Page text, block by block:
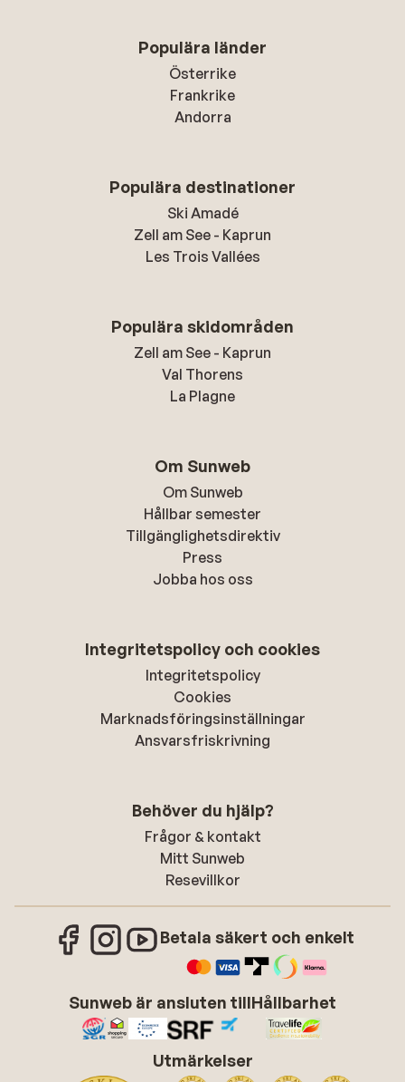
Populära länder
Österrike
Frankrike
Andorra
Populära destinationer
Ski Amadé
Zell am See - Kaprun
Les Trois Vallées
Populära skidområden
Zell am See - Kaprun
Val Thorens
La Plagne
Om Sunweb
Om Sunweb
Hållbar semester
Tillgänglighetsdirektiv
Press
Jobba hos oss
Integritetspolicy och cookies
Integritetspolicy
Cookies
Marknadsföringsinställningar
Ansvarsfriskrivning
Behöver du hjälp?
Frågor & kontakt
Mitt Sunweb
Resevillkor
Betala säkert och enkelt
Sunweb är ansluten tillHållbarhet
Utmärkelser